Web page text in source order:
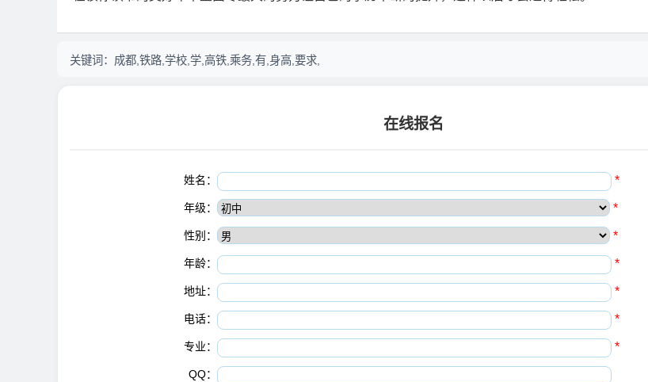
关键词： 成都,铁路,学校,学,高铁,乘务,有,身高,要求,
在线报名
姓名： *
年级： *
性别： *
年龄： *
地址： *
电话： *
专业： *
QQ：